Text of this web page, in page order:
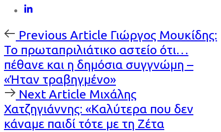
Previous
Article
Previous Article Γιώργος Μουκίδης:
Το πρωταπριλιάτικο αστείο ότι…
πέθανε και η δημόσια συγγνώμη –
«Ήταν τραβηγμένο»
Next
Article
Next Article Μιχάλης
Χατζηγιάννης: «Καλύτερα που δεν
κάναμε παιδί τότε με τη Ζέτα